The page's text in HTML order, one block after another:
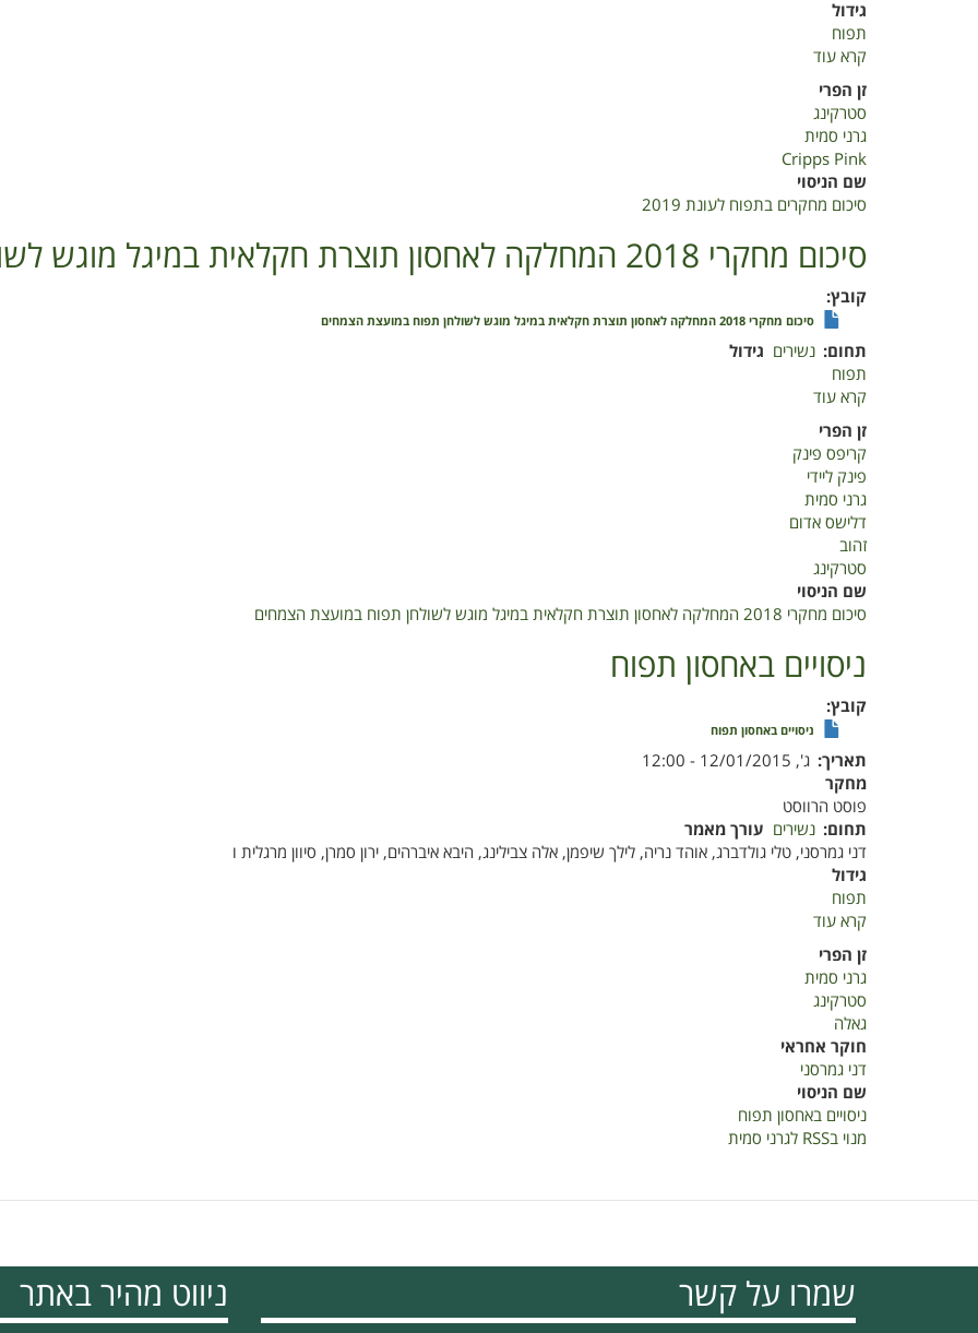
גידול
תפוח
קרא עוד
לעונת
2019
זן הפרי
סטרקינג
גרני סמית
Cripps Pink
שם הניסוי
סיכום מחקרים בתפוח לעונת 2019
סיכום מחקרי 2018 המחלקה לאחסון תוצרת חקלאית במיגל מוגש לשולחן תפוח במועצת הצמחים
קובץ
סיכום מחקרי 2018 המחלקה לאחסון תוצרת חקלאית במיגל מוגש לשולחן תפוח במועצת הצמחים
תחום נשירים גידול
תפוח
קרא עוד
2018
לאחסון
תוצרת
מוגש
לשולחן
במועצת
זן הפרי
קריפס פינק
פינק ליידי
גרני סמית
דלישס אדום
זהוב
סטרקינג
שם הניסוי
סיכום מחקרי 2018 המחלקה לאחסון תוצרת חקלאית במיגל מוגש לשולחן תפוח במועצת הצמחים
ניסויים באחסון תפוח
קובץ
ניסויים באחסון תפוח
תאריך ג', 12/01/2015 - 12:00
מחקר
פוסט הרווסט
תחום נשירים עורך מאמר
דני גמרסני, טלי גולדברג, אוהד נריה, לילך שיפמן, אלה צבילינג, היבא איברהים, ירון סמרן, סיוון מרגלית ו
גידול
תפוח
קרא עוד
תפוח
זן הפרי
גרני סמית
סטרקינג
גאלה
חוקר אחראי
דני גמרסני
שם הניסוי
ניסויים באחסון תפוח
מנוי בRSS לגרני סמית
שמרו על קשר ניווט מהיר באתר